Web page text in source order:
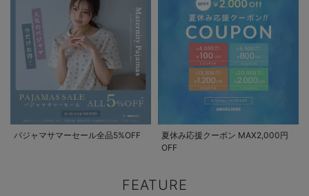
パジャマサマーセール全品5%OFF
夏休み応援クーポン MAX2,000円
OFF
FEATURE